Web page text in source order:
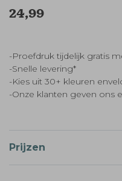
24,99
-Proefdruk tijdelijk gratis
-Snelle levering*
-Kies uit 30+ kleuren
-Onze klanten geven ons
Prijzen